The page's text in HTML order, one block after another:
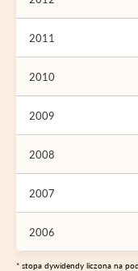
2011
2010
2009
2008
2007
2006
* stopa dywidendy liczona na